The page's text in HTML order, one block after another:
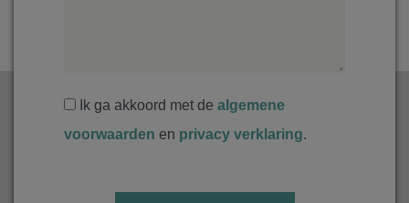
Ik ga akkoord met de algemene
voorwaarden en privacy verklaring.